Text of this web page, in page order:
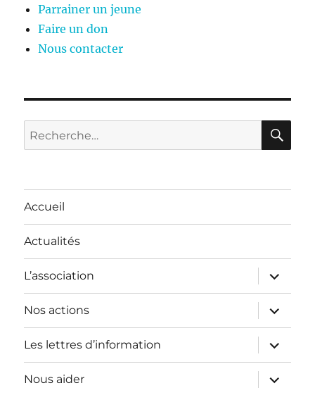
Parrainer un jeune
Faire un don
Nous contacter
Recherche
pour :
Accueil
Actualités
L’association
ouvrir
le
sous-
menu
Nos actions
ouvrir
le
sous-
menu
Les lettres d’information
ouvrir
le
sous-
menu
Nous aider
ouvrir
le